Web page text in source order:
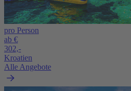
pro Person
ab €
302,-
Kroatien
Alle Angebote